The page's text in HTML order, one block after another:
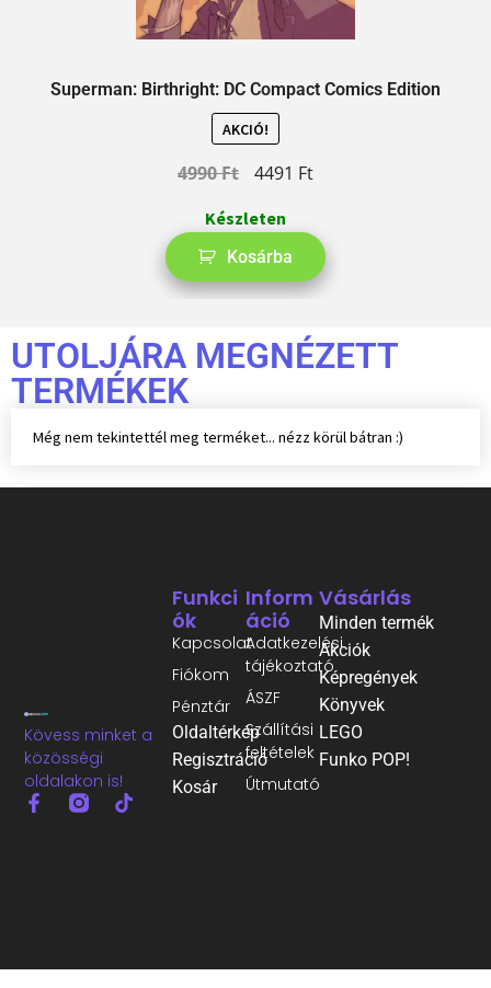
Superman: Birthright: DC Compact Comics Edition
AKCIÓ!
4990Ft 4491 Ft
Készleten
Kosárba
UTOLJÁRA MEGNÉZETT
TERMÉKEK
Még nem tekintettél meg terméket... nézz körül bátran :)
Kövess minket a
közösségi
oldalakon is!
Inform
Áció
Adatkezelési
tájékoztató
ÁSZF
Szállítási
feltételek
Útmutató
Funkci
Ók
Kapcsolat
Fiókom
Pénztár
Oldaltérkép
Regisztráció
Kosár
Vásárlás
Minden termék
Akciók
Képregények
Könyvek
LEGO
Funko POP!